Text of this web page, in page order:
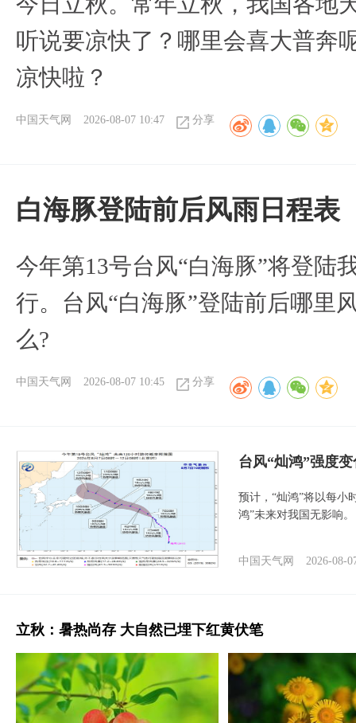
听说要凉快了？哪里会喜大普奔
凉快啦？
中国天气网 2026-08-07 10:47 分享
白海豚登陆前后风雨日程表
今年第13号台风“白海豚”将登陆
行。台风“白海豚”登陆前后哪里
么?
中国天气网 2026-08-07 10:45 分享
台风“灿鸿”强度
预计，“灿鸿”将以每小
鸿”未来对我国无影响。
中国天气网 2026-08-
立秋：暑热尚存 大自然已埋下红黄伏笔